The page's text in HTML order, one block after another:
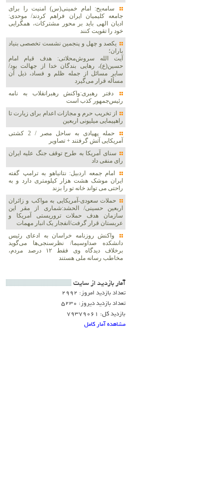
سامه‌یح: امام خمینی(س) امنیت را برای
جامعه کلیمیان ایران فراهم کردند/ موحدی:
ادیان الهی باید بر محور مشترکات، همگرایی
خود را تقویت کنند
یکصد و چهل و پنجمین نشست تخصصی بنیاد
باران؛
آیت الله سروش‌محلاتی: هدف قیام امام
حسین(ع)، رهایی بندگان خدا از جهالت بود/
سایر مسائل از جمله ظلم و فساد، ذیل آن
مسأله قرار می‌گیرد
دفتر رهبری:واکنش رهبرانقلاب به نامه
رئیس‌جمهور کذب است
از تخریب حرم و مجازات اعدام برای زیارت تا
راهپیمایی میلیونی اربعین
حمله پهپادی به ساحل مصر / 2 کشتی
آمریکایی آتش گرفتند + تصاویر
سنای آمریکا به طرح توقف جنگ علیه ایران
رای منفی داد
امام جمعه اردبیل: نتانیاهو به ترامپ گفته
ایران موشک هشت هزار کیلومتری دارد و به
راحتی می تواند خانه تو را بزند
حملات سعودی-آمریکایی به مواکب و زائران
اربعین حسینی/ الحشد:شماری از مقر این
سازمان هدف حملات تروریستی آمریکا و
عربستان قرار گرفت/انفجار یک انبار مهمات
واکنش روزنامه خراسان به ادعای رئیس
دانشکده صداوسیما/ نظرسنجی‌ها می‌گوید
برخلاف دیدگاه وی فقط ۱۲ درصد مردم،
مخاطب رسانه ملی هستند
آمار بازديد از سايت
تعداد بازدید امروز: 2992
تعداد بازدید دیروز: 5230
بازدید کل: 79379061
مشاهده آمار کامل